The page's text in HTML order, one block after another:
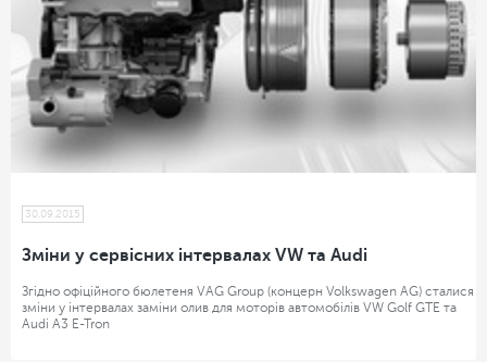
30.09.2015
Зміни у сервісних інтервалах VW та Audi
Згідно офіційного бюлетеня VAG Group (концерн Volkswagen AG) сталися
зміни у інтервалах заміни олив для моторів автомобілів VW Golf GTE та
Audi A3 E-Tron